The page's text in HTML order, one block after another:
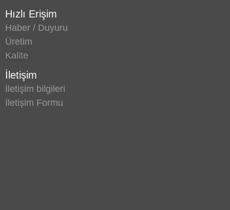
Hızlı Erişim
Haber / Duyuru
Üretim
Kalite
İletişim
İletişim bilgileri
İletişim Formu